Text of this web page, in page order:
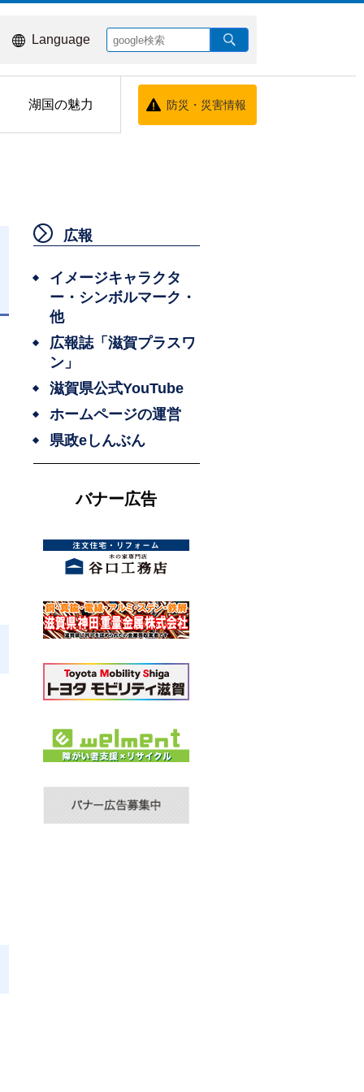
Language
湖国の魅力 防災・災害情報
広報
イメージキャラクタ
ー・シンボルマーク・
他
広報誌「滋賀プラスワ
ン」
滋賀県公式YouTube
ホームページの運営
県政eしんぶん
バナー広告